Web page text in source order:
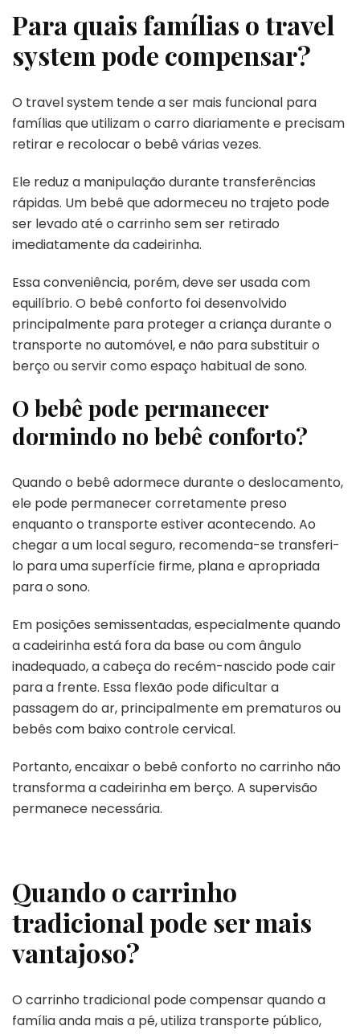
Para quais famílias o travel
system pode compensar?
O travel system tende a ser mais funcional para
famílias que utilizam o carro diariamente e precisam
retirar e recolocar o bebê várias vezes.
Ele reduz a manipulação durante transferências
rápidas. Um bebê que adormeceu no trajeto pode
ser levado até o carrinho sem ser retirado
imediatamente da cadeirinha.
Essa conveniência, porém, deve ser usada com
equilíbrio. O bebê conforto foi desenvolvido
principalmente para proteger a criança durante o
transporte no automóvel, e não para substituir o
berço ou servir como espaço habitual de sono.
O bebê pode permanecer
dormindo no bebê conforto?
Quando o bebê adormece durante o deslocamento,
ele pode permanecer corretamente preso
enquanto o transporte estiver acontecendo. Ao
chegar a um local seguro, recomenda-se transferi-
lo para uma superfície firme, plana e apropriada
para o sono.
Em posições semissentadas, especialmente quando
a cadeirinha está fora da base ou com ângulo
inadequado, a cabeça do recém-nascido pode cair
para a frente. Essa flexão pode dificultar a
passagem do ar, principalmente em prematuros ou
bebês com baixo controle cervical.
Portanto, encaixar o bebê conforto no carrinho não
transforma a cadeirinha em berço. A supervisão
permanece necessária.
Quando o carrinho
tradicional pode ser mais
vantajoso?
O carrinho tradicional pode compensar quando a
família anda mais a pé, utiliza transporte público,